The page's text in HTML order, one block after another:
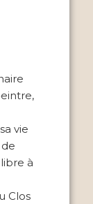
vie
à
Clos